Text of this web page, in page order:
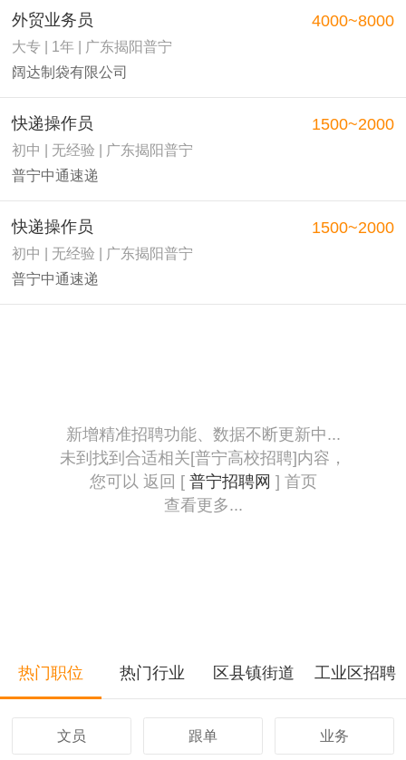
外贸业务员
大专 | 1年 | 广东揭阳普宁
阔达制袋有限公司
4000~8000
快递操作员
初中 | 无经验 | 广东揭阳普宁
普宁中通速递
1500~2000
快递操作员
初中 | 无经验 | 广东揭阳普宁
普宁中通速递
1500~2000
新增精准招聘功能、数据不断更新中...
未到找到合适相关[普宁高校招聘]内容，
您可以 返回 [ 普宁招聘网 ] 首页
查看更多...
热门职位 热门行业 区县镇街道 工业区招聘
文员 跟单 业务